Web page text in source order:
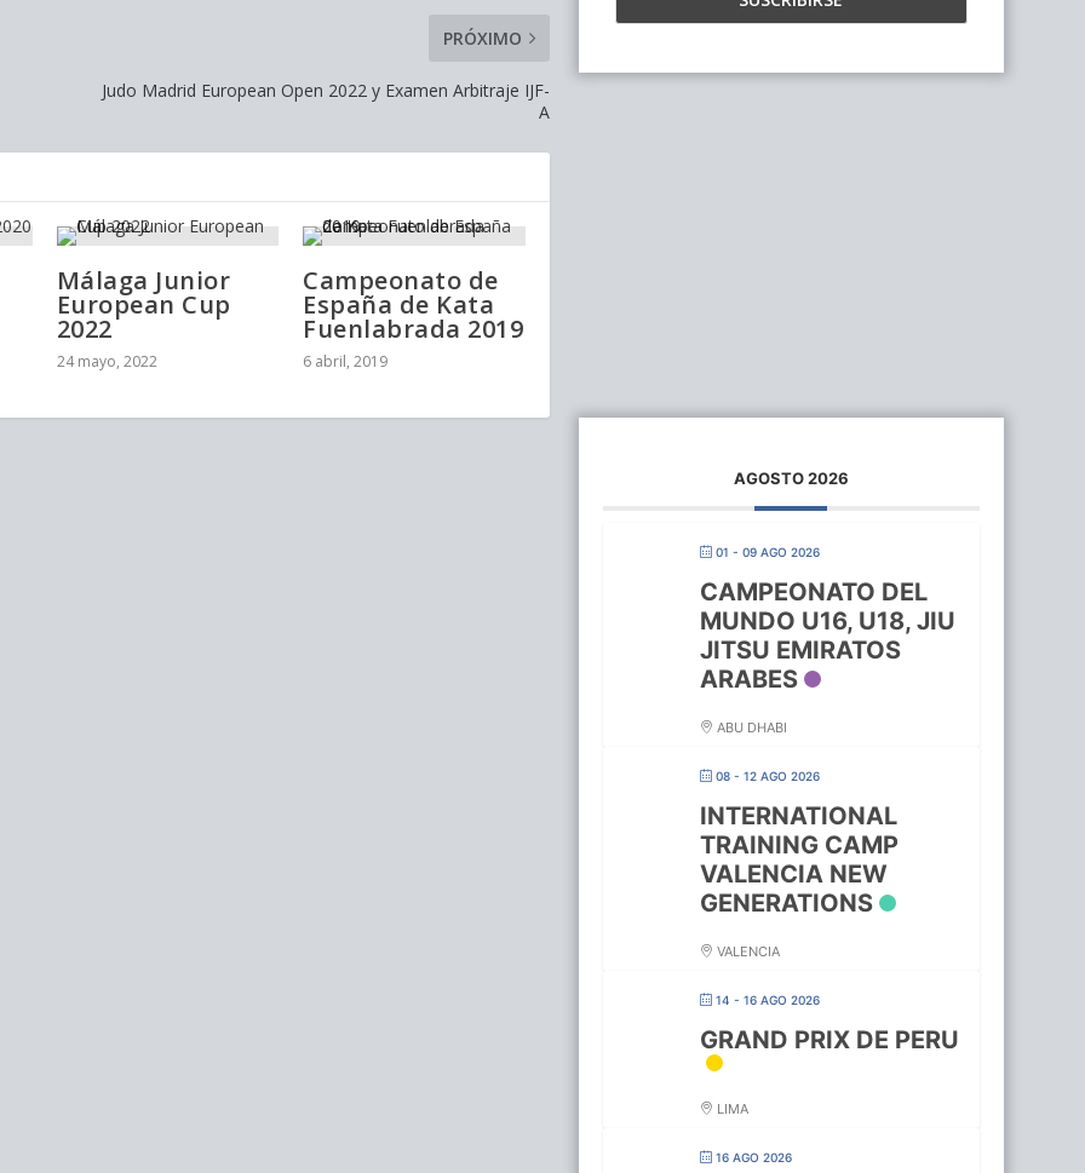
PRÓXIMO
Judo Madrid European Open 2022 y Examen Arbitraje IJF-
A
Málaga Junior
European Cup
2022
24 mayo, 2022
Campeonato de
España de Kata
Fuenlabrada 2019
6 abril, 2019
AGOSTO 2026
01 - 09 AGO 2026
CAMPEONATO DEL
MUNDO U16, U18, JIU
JITSU EMIRATOS
ARABES
ABU DHABI
08 - 12 AGO 2026
INTERNATIONAL
TRAINING CAMP
VALENCIA NEW
GENERATIONS
VALENCIA
14 - 16 AGO 2026
GRAND PRIX DE PERU
LIMA
16 AGO 2026